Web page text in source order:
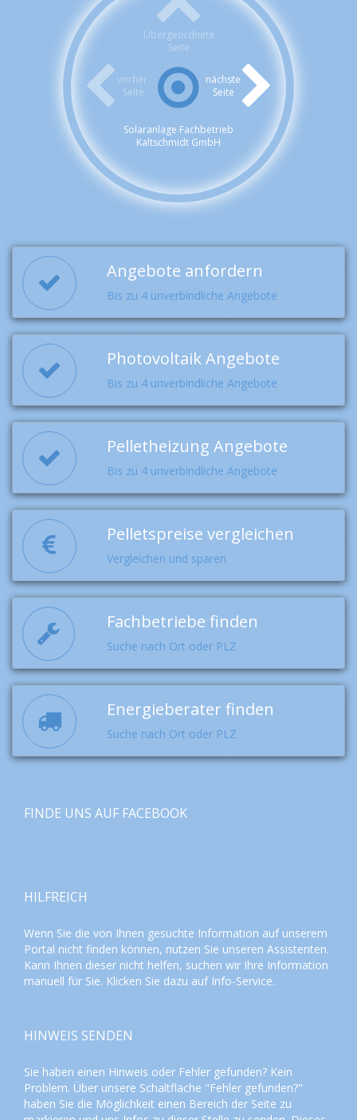
Übergeordnete
Seite
vorher.
Seite
nächste
Seite
Solaranlage Fachbetrieb
Kaltschmidt GmbH
Angebote anfordern
Bis zu 4 unverbindliche Angebote
Photovoltaik Angebote
Bis zu 4 unverbindliche Angebote
Pelletheizung Angebote
Bis zu 4 unverbindliche Angebote
Pelletspreise vergleichen
Vergleichen und sparen
Fachbetriebe finden
Suche nach Ort oder PLZ
Energieberater finden
Suche nach Ort oder PLZ
FINDE UNS AUF FACEBOOK
HILFREICH
Wenn Sie die von Ihnen gesuchte Information auf unserem
Portal nicht finden können, nutzen Sie unseren Assistenten.
Kann Ihnen dieser nicht helfen, suchen wir Ihre Information
manuell für Sie. Klicken Sie dazu auf Info-Service.
HINWEIS SENDEN
Sie haben einen Hinweis oder Fehler gefunden? Kein
Problem. Über unsere Schaltfläche "Fehler gefunden?"
haben Sie die Möglichkeit einen Bereich der Seite zu